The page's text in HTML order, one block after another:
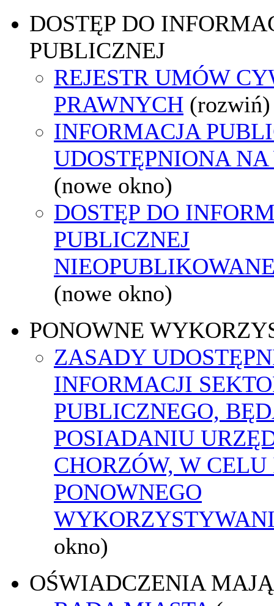
DOSTĘP DO
PUBLICZNEJ
REJESTR UMÓW
PRAWNYCH (rozwiń)
INFORMACJA
UDOSTĘPNIONA
(nowe okno)
DOSTĘP DO
PUBLICZNEJ
(nowe okno)
PONOWNE
ZASADY
INFORMACJI
PUBLICZNEGO,
POSIADANIU
CHORZÓW, W
PONOWNEGO
okno)
OŚWIADCZENIA